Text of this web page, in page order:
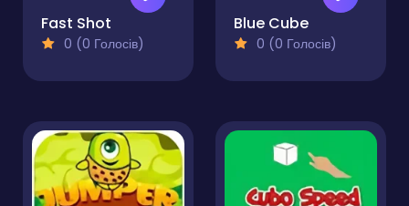
Fast Shot
0 (0 Голосів)
Blue Cube
0 (0 Голосів)